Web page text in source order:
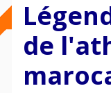
de